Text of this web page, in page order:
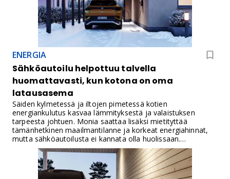
ENERGIA
Sähköautoilu helpottuu talvella
huomattavasti, kun kotona on oma
latausasema
Säiden kylmetessä ja iltojen pimetessä kotien
energiankulutus kasvaa lämmityksestä ja valaistuksen
tarpeesta johtuen. Monia saattaa lisäksi mietityttää
tämänhetkinen maailmantilanne ja korkeat energiahinnat,
mutta sähköautoilusta ei kannata olla huolissaan.
Sähköautoa ladataan pääsääntöisesti yöllä, jolloin
kiinteistön muu kulutus on pienimmillään ja lataus on
mahdollista ajoittaa edullisimmille tunneille. Turvallisinta
lataaminen on siihen suunnitellulla laitteella.